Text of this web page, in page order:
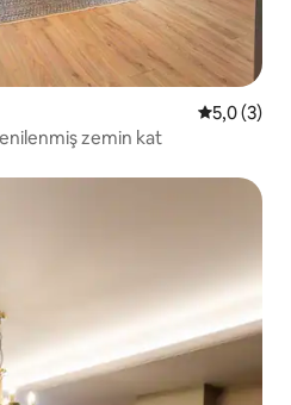
55,0 (3)
zemin kat